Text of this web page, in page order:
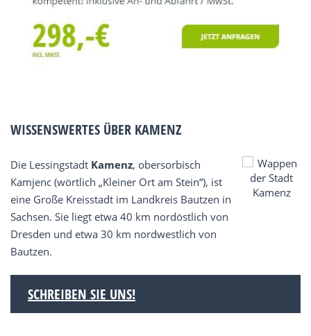
WISSENSWERTES ÜBER KAMENZ
Die Lessingstadt Kamenz, obersorbisch
Kamjenc (wörtlich „Kleiner Ort am Stein“), ist
eine Große Kreisstadt im Landkreis Bautzen in
Sachsen. Sie liegt etwa 40 km nordöstlich von
Dresden und etwa 30 km nordwestlich von
Bautzen.
SCHREIBEN SIE UNS!